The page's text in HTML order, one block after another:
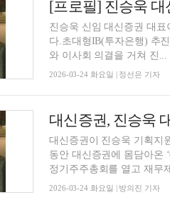
진승욱 신임 대신증권 대표
다.초대형IB(투자은행) 추진 등 성장 전
와 이사회 의결을 거쳐 진...
2026-03-24 화요일 | 정선은 기자
대신증권, 진승욱
대신증권이 진승욱 기획지
동안 대신증권에 몸담아온
정기주주총회를 열고 재무
2026-03-24 화요일 | 방의진 기자